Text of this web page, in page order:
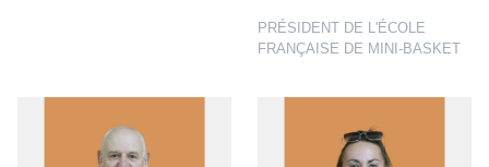
PRÉSIDENT DE L'ÉCOLE
FRANÇAISE DE MINI-BASKET